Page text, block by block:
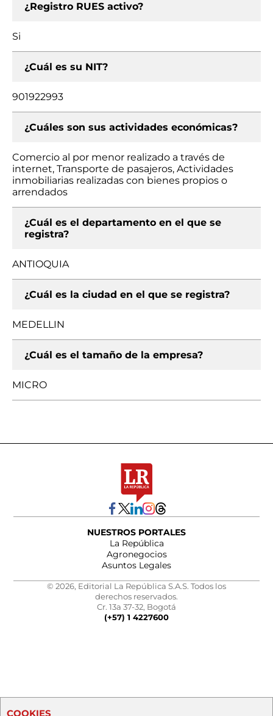
¿Registro RUES activo?
Si
¿Cuál es su NIT?
901922993
¿Cuáles son sus actividades económicas?
Comercio al por menor realizado a través de
internet, Transporte de pasajeros, Actividades
inmobiliarias realizadas con bienes propios o
arrendados
¿Cuál es el departamento en el que se
registra?
ANTIOQUIA
¿Cuál es la ciudad en el que se registra?
MEDELLIN
¿Cuál es el tamaño de la empresa?
MICRO
NUESTROS PORTALES
La República
Agronegocios
Asuntos Legales
© 2026, Editorial La República S.A.S. Todos los
derechos reservados.
Cr. 13a 37-32, Bogotá
(+57) 1 4227600
COOKIES